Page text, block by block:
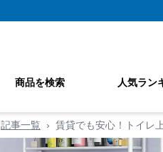
商品を検索 人気ラン
記事一覧 › 賃貸でも安心！トイレ